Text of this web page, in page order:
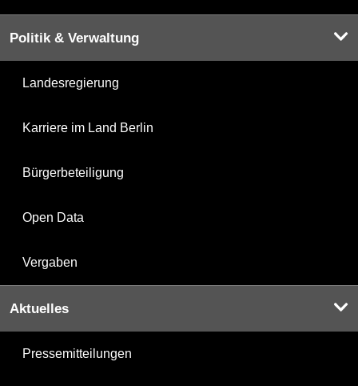
Politik & Verwaltung
Landesregierung
Karriere im Land Berlin
Bürgerbeteiligung
Open Data
Vergaben
Aktuelles
Pressemitteilungen